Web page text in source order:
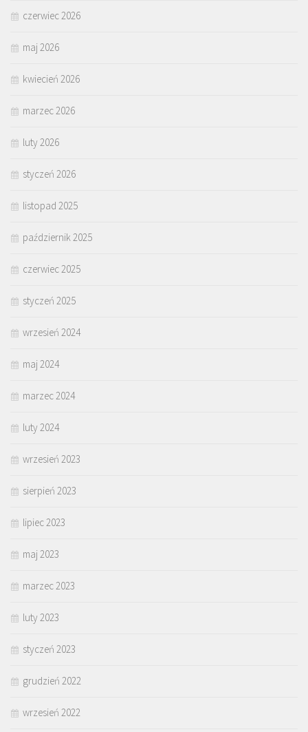
czerwiec 2026
maj 2026
kwiecień 2026
marzec 2026
luty 2026
styczeń 2026
listopad 2025
październik 2025
czerwiec 2025
styczeń 2025
wrzesień 2024
maj 2024
marzec 2024
luty 2024
wrzesień 2023
sierpień 2023
lipiec 2023
maj 2023
marzec 2023
luty 2023
styczeń 2023
grudzień 2022
wrzesień 2022